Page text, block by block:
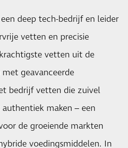
een deep tech-bedrijf en leider
vetten en precisie
vetten uit de
geavanceerde
bedrijf vetten die zuivel
maken – een
de groeiende markten
voedingsmiddelen. In